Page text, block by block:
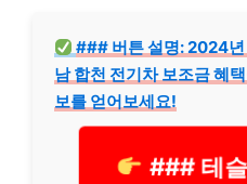
### 버튼 설명: 2024년
남 합천 전기차 보조금 혜
보를 얻어보세요!
### 테